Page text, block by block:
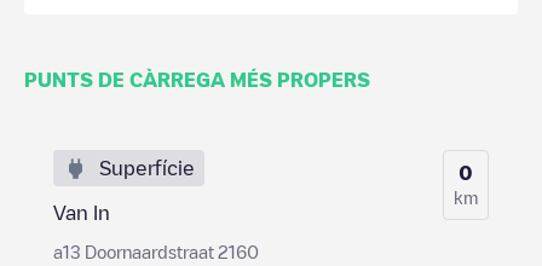
PUNTS DE CÀRREGA MÉS PROPERS
Superfície
Van In
a13 Doornaardstraat 2160
0
km